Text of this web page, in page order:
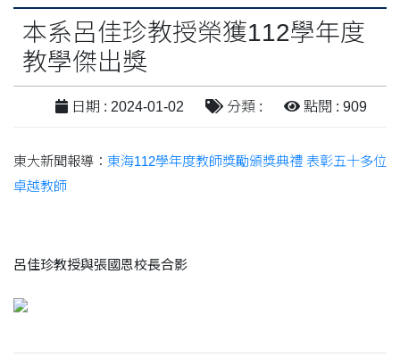
本系呂佳珍教授榮獲112學年度
教學傑出獎
日期 : 2024-01-02 分類 : 點閱 : 909
東大新聞報導： 東海112學年度教師獎勵頒獎典禮 表彰五十多位
卓越教師
呂佳珍教授與張國恩校長合影